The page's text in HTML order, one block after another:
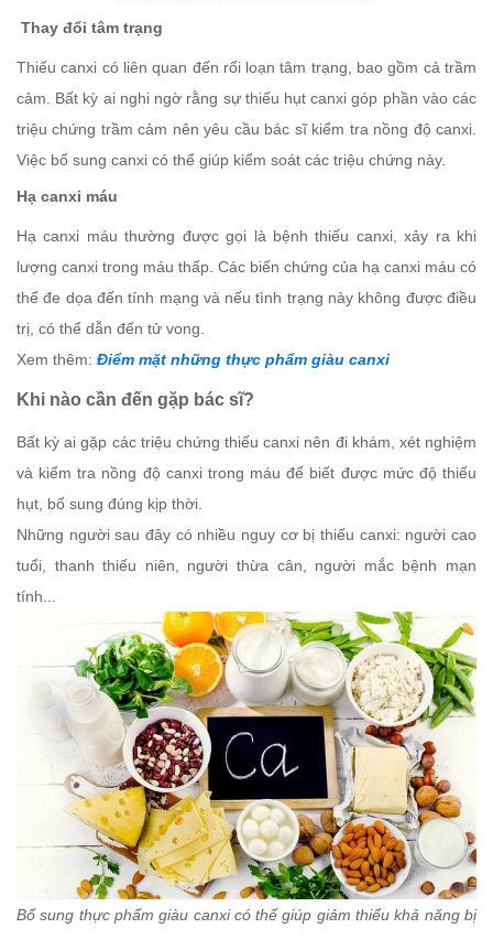
Thay đổi tâm trạng
Thiếu canxi có liên quan đến rối loạn tâm trạng, bao gồm cả trầm
cảm. Bất kỳ ai nghi ngờ rằng sự thiếu hụt canxi góp phần vào các
triệu chứng trầm cảm nên yêu cầu bác sĩ kiểm tra nồng độ canxi.
Việc bổ sung canxi có thể giúp kiểm soát các triệu chứng này.
Hạ canxi máu
Hạ canxi máu thường được gọi là bệnh thiếu canxi, xảy ra khi
lượng canxi trong máu thấp. Các biến chứng của hạ canxi máu có
thể đe dọa đến tính mạng và nếu tình trạng này không được điều
trị, có thể dẫn đến tử vong.
Xem thêm: Điểm mặt những thực phẩm giàu canxi
Khi nào cần đến gặp bác sĩ?
Bất kỳ ai gặp các triệu chứng thiếu canxi nên đi khám, xét nghiệm
và kiểm tra nồng độ canxi trong máu để biết được mức độ thiếu
hụt, bổ sung đúng kịp thời.
Những người sau đây có nhiều nguy cơ bị thiếu canxi: người cao
tuổi, thanh thiếu niên, người thừa cân, người mắc bệnh mạn
tính...
Bổ sung thực phẩm giàu canxi có thể giúp giảm thiểu khả năng bị